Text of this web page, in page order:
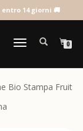
NAVIGAZIONE
0
Bio Stampa Fruit